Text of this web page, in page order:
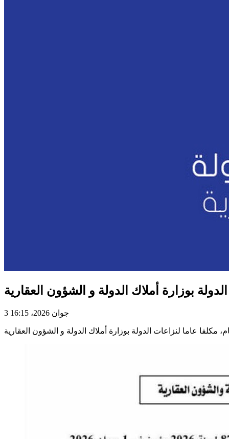
بوزارة أملاك الدولة و الشؤون العقارية
3 جوان 2026، 16:15